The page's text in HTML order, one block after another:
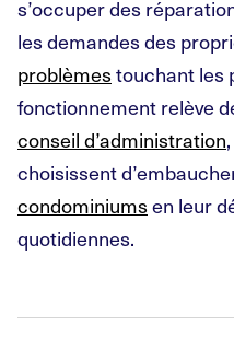
s’occuper des
les demandes des
problèmes touchant les
fonctionnement relève
conseil d’administration
choisissent
condominiums en leur
quotidiennes.